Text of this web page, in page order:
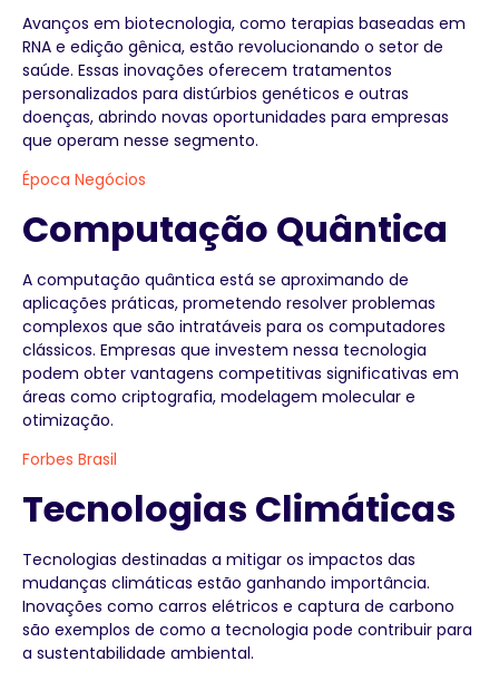
Avanços em biotecnologia, como terapias baseadas em
RNA e edição gênica, estão revolucionando o setor de
saúde. Essas inovações oferecem tratamentos
personalizados para distúrbios genéticos e outras
doenças, abrindo novas oportunidades para empresas
que operam nesse segmento.
Época Negócios
Computação Quântica
A computação quântica está se aproximando de
aplicações práticas, prometendo resolver problemas
complexos que são intratáveis para os computadores
clássicos. Empresas que investem nessa tecnologia
podem obter vantagens competitivas significativas em
áreas como criptografia, modelagem molecular e
otimização.
Forbes Brasil
Tecnologias Climáticas
Tecnologias destinadas a mitigar os impactos das
mudanças climáticas estão ganhando importância.
Inovações como carros elétricos e captura de carbono
são exemplos de como a tecnologia pode contribuir para
a sustentabilidade ambiental.